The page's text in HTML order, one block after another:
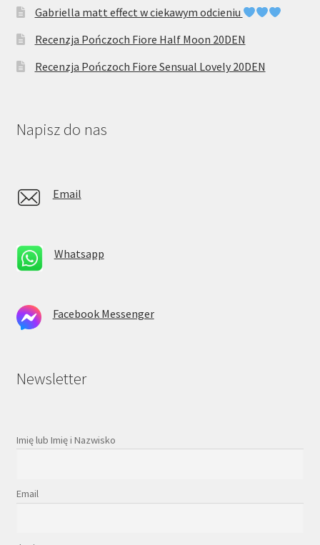
Gabriella matt effect w ciekawym odcieniu
Recenzja Pończoch Fiore Half Moon 20DEN
Recenzja Pończoch Fiore Sensual Lovely 20DEN
Napisz do nas
Email
Whatsapp
Facebook Messenger
Newsletter
Imię lub Imię i Nazwisko
Email